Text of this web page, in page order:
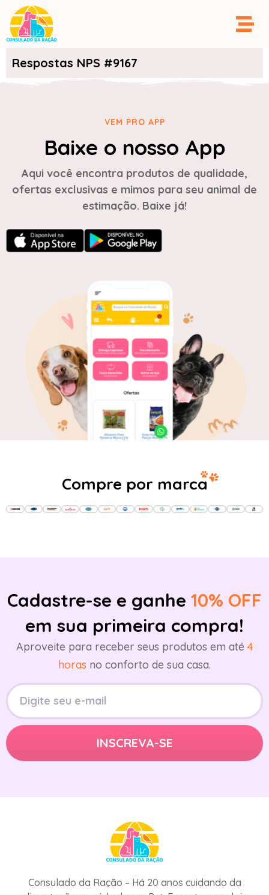
Respostas NPS #9167
VEM PRO APP
Baixe o nosso App
Aqui você encontra produtos de qualidade,
ofertas exclusivas e mimos para seu animal de
estimação. Baixe já!
Compre por marca
Cadastre-se e ganhe 10% OFF
em sua primeira compra!
Aproveite para receber seus produtos em até 4
horas no conforto de sua casa.
Consulado da Ração – Há 20 anos cuidando da